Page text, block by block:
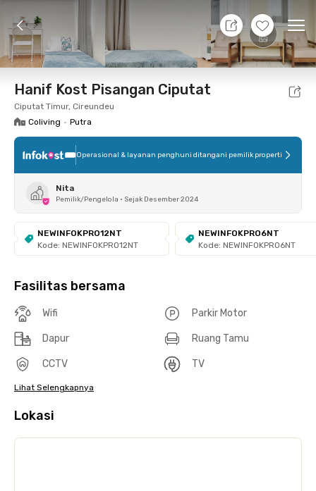
+7
8 Agt 26 - Belum tahu
Foto Fasilitas bersama Lokasi Kamar
Hanif Kost Pisangan Ciputat
Ciputat Timur, Cireundeu
Coliving • Putra
Operasional & layanan penghuni ditangani pemilik properti
Nita
Pemilik/Pengelola • Sejak Desember 2024
NEWINFOKPRO12NT
Kode: NEWINFOKPRO12NT
NEWINFOKPRO6NT
Kode: NEWINFOKPRO6NT
Fasilitas bersama
Wifi Parkir Motor
Dapur Ruang Tamu
CCTV TV
Lihat Selengkapnya
Lokasi